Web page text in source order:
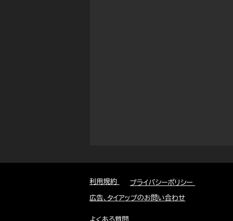
利用規約 プライバシーポリシー
広告、タイアップのお問い合わせ
よくある質問